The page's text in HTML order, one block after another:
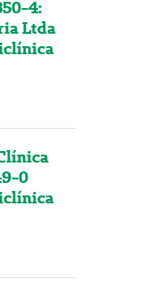
4:
Ltda
0